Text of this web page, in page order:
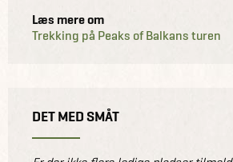
Læs mere om
Trekking på Peaks of Balkans turen
DET MED SMÅT